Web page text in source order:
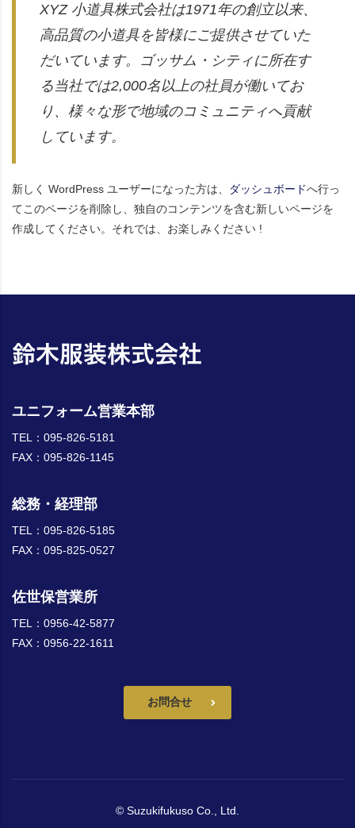
XYZ 小道具株式会社は1971年の創立以来、
高品質の小道具を皆様にご提供させていた
だいています。ゴッサム・シティに所在す
る当社では2,000名以上の社員が働いてお
り、様々な形で地域のコミュニティへ貢献
しています。
新しく WordPress ユーザーになった方は、 ダッシュボードへ行っ
てこのページを削除し、独自のコンテンツを含む新しいページを
作成してください。それでは、お楽しみください !
ユニフォーム営業本部
TEL：095-826-5181
FAX：095-826-1145
総務・経理部
TEL：095-826-5185
FAX：095-825-0527
佐世保営業所
TEL：0956-42-5877
FAX：0956-22-1611
お問合せ
© Suzukifukuso Co., Ltd.